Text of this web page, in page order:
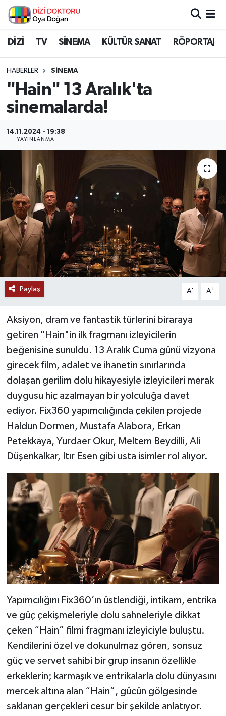
DİZİ TV SİNEMA KÜLTÜR SANAT RÖPORTAJ
HABERLER SİNEMA
"Hain" 13 Aralık'ta
sinemalarda!
14.11.2024 - 19:38
YAYINLANMA
Paylaş A- A+
Aksiyon, dram ve fantastik türlerini biraraya
getiren "Hain"in ilk fragmanı izleyicilerin
beğenisine sunuldu. 13 Aralık Cuma günü vizyona
girecek film, adalet ve ihanetin sınırlarında
dolaşan gerilim dolu hikayesiyle izleyicileri merak
duygusu hiç azalmayan bir yolculuğa davet
ediyor. Fix360 yapımcılığında çekilen projede
Haldun Dormen, Mustafa Alabora, Erkan
Petekkaya, Yurdaer Okur, Meltem Beydilli, Ali
Düşenkalkar, Itır Esen gibi usta isimler rol alıyor.
Yapımcılığını Fix360’ın üstlendiği, intikam, entrika
ve güç çekişmeleriyle dolu sahneleriyle dikkat
çeken “Hain” filmi fragmanı izleyiciyle buluştu.
Kendilerini özel ve dokunulmaz gören, sonsuz
güç ve servet sahibi bir grup insanın özellikle
erkeklerin; karmaşık ve entrikalarla dolu dünyasını
mercek altına alan “Hain”, gücün gölgesinde
saklanan gerçekleri cesur bir şekilde anlatıyor.
İstanbul Nöbetçi Eczaneler
İstanbul Namaz Vakitleri
İstanbul Trafik Yoğunluk Haritası
Süper Lig Puan Durumu ve Fikstür
Tüm Manşetler
Son Dakika Haberleri
Haber Arşivi